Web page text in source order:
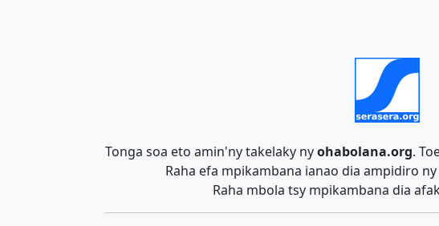
Tonga soa eto amin'ny takelaky nyohabolana.org.
Raha efa mpikambana ianao dia ampidiro
Raha mbola tsy mpikambana dia